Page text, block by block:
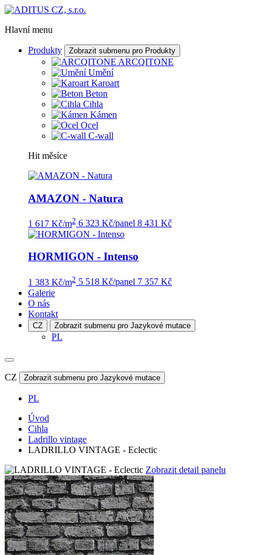
Hlavní menu
Produkty Zobrazit submenu pro Produkty
ARCQITONE
Umění
Karoart
Beton
Cihla
Kámen
Ocel
C-wall
Hit měsíce
AMAZON - Natura
1 617 Kč/m2 6 323 Kč/panel 8 431 Kč
HORMIGON - Intenso
1 383 Kč/m2 5 518 Kč/panel 7 357 Kč
Galerie
O nás
Kontakt
CZ Zobrazit submenu pro Jazykové mutace
PL
CZ Zobrazit submenu pro Jazykové mutace
PL
Úvod
Cihla
Ladrillo vintage
LADRILLO VINTAGE - Eclectic
Zobrazit detail panelu